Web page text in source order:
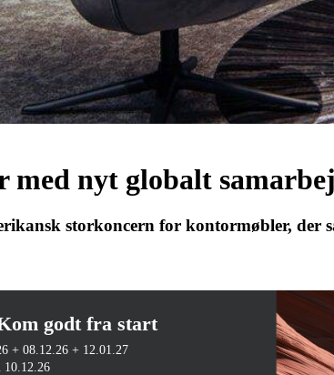
nyt globalt
storkoncern for kontormøbler,
godt fra start
+ 08.12.26 + 12.01.27
10.12.26